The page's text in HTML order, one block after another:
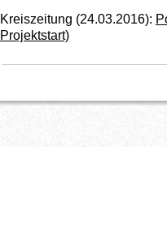
Kreiszeitung (24.03.2016):
Projektstart)